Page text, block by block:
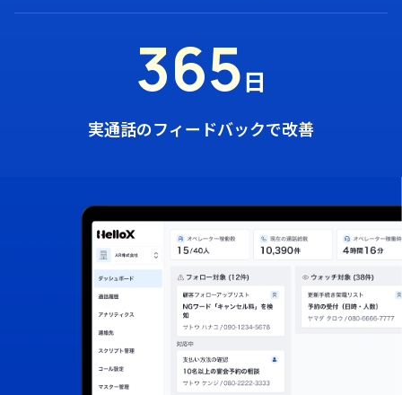
365日
実通話のフィードバックで改善